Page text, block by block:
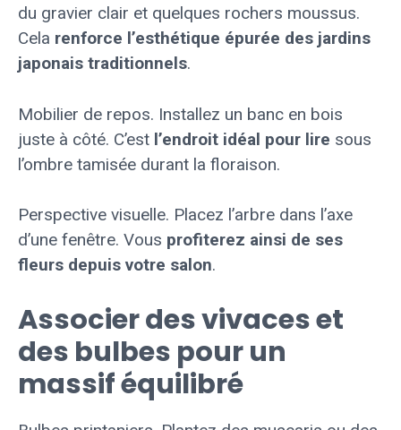
du gravier clair et quelques rochers moussus.
Cela renforce l’esthétique épurée des jardins
japonais traditionnels.
Mobilier de repos. Installez un banc en bois
juste à côté. C’est l’endroit idéal pour lire sous
l’ombre tamisée durant la floraison.
Perspective visuelle. Placez l’arbre dans l’axe
d’une fenêtre. Vous profiterez ainsi de ses
fleurs depuis votre salon.
Associer des vivaces et
des bulbes pour un
massif équilibré